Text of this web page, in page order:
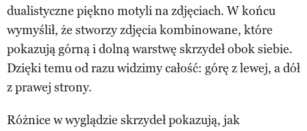
dualistyczne piękno motyli na zdjęciach. W końcu
wymyślił, że stworzy zdjęcia kombinowane, które
pokazują górną i dolną warstwę skrzydeł obok siebie.
Dzięki temu od razu widzimy całość: górę z lewej, a dół
z prawej strony.
Różnice w wyglądzie skrzydeł pokazują, jak